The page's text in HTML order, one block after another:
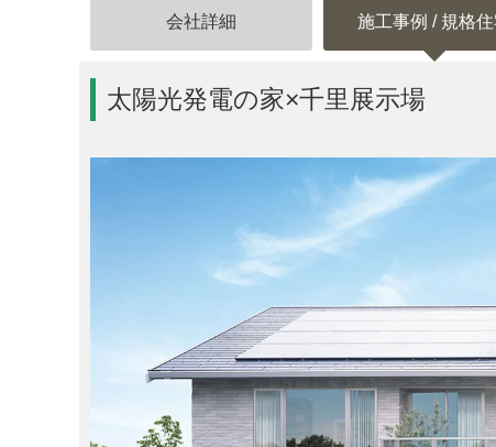
会社詳細 施工事例 / 規格
太陽光発電の家×千里展示場